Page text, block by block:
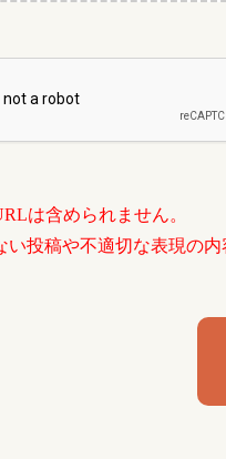
は含められません。
投稿や不適切な表現の